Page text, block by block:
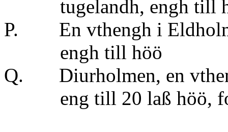
tugelandh, engh
P. En vthengh i
engh till
Q. Diurholmen, en
eng till 20 laß höö,